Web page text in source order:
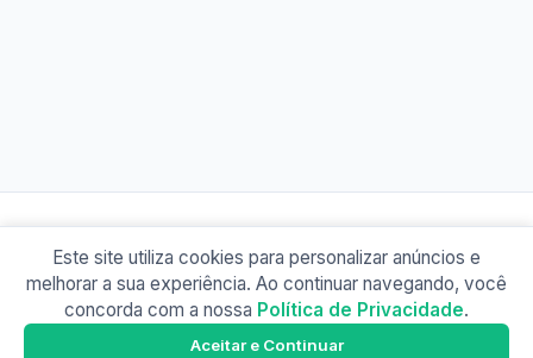
© 2026 Busão BR
Sobre Contato Política de Privacidade
Este site utiliza cookies para personalizar anúncios e
melhorar a sua experiência. Ao continuar navegando, você
concorda com a nossa Política de Privacidade.
Aceitar e Continuar